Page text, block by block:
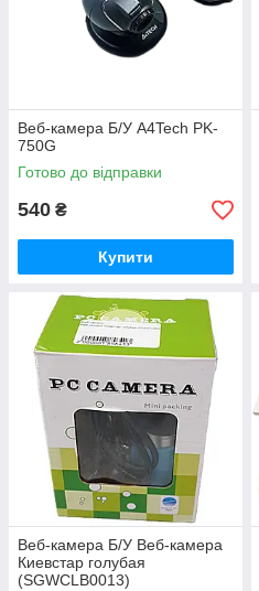
Веб-камера Б/У A4Tech PK-
750G
Готово до відправки
540 ₴
Купити
Веб-камера Б/У Веб-камера
Киевстар голубая
(SGWCLB0013)